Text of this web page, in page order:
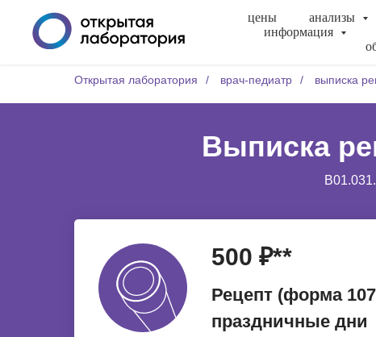
цены анализы
информация
Открытая лаборатория / врач-педиатр / выписка
Выписка
500 ₽**
Рецепт (форма
праздничные дни